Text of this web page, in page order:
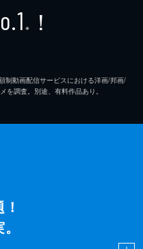
※ ！
動画配信サービスにおける洋画/邦画/
を調査。別途、有料作品あり。